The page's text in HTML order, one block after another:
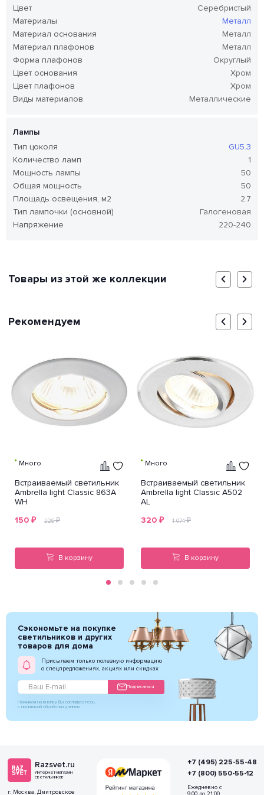
Цвет
Серебристый
Материалы
Металл
Материал основания
Металл
Материал плафонов
Металл
Форма плафонов
Округлый
Цвет основания
Хром
Цвет плафонов
Хром
Виды материалов
Металлические
Лампы
Тип цоколя
GU5.3
Количество ламп
1
Мощность лампы
50
Общая мощность
50
Площадь освещения, м2
2.7
Тип лампочки (основной)
Галогеновая
Напряжение
220-240
Товары из этой же коллекции
Рекомендуем
Много
Встраиваемый светильник
Ambrella light Classic 863A
WH
150 ₽ 226₽
В корзину
Много
Встраиваемый светильник
Ambrella light Classic A502
AL
320 ₽ 1 074₽
В корзину
Сэкономьте на покупке
светильников и других
товаров для дома
Присылаем только полезную информацию
о спецпредложениях, акциях или скидках
Подписаться
Нажимая на кнопку Вы соглашаетесь
с политикой обработки данных
Razsvet.ru
Интернет-магазин
светильников
г. Москва, Дмитровское
+7 (495) 225-55-48
+7 (800) 550-55-12
Ежедневно с